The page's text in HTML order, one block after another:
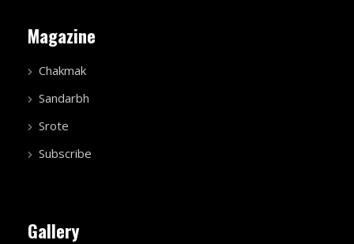
Magazine
Chakmak
Sandarbh
Srote
Subscribe
Gallery